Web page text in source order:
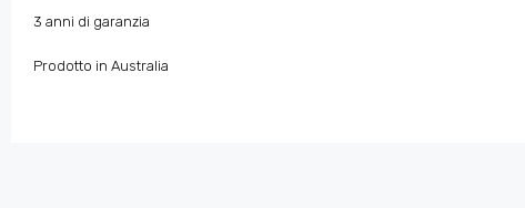
3 anni di garanzia
Prodotto in Australia